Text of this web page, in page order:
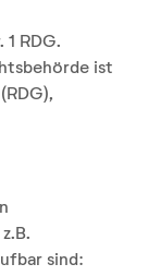
1 RDG.
ist
sind: